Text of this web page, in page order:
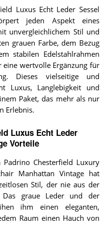
Luxus Echt Leder Sessel
jeden Aspekt eines
unvergleichlichem Stil und
grauen Farbe, dem Bezug
stabilen Edelstahlrahmen
wertvolle Ergänzung für
Dieses vielseitige und
Luxus, Langlebigkeit und
Paket, das mehr als nur
Erlebnis.
Luxus Echt Leder
Vorteile
Padrino Chesterfield Luxury
Manhattan Vintage hat
Stil, der nie aus der
graue Leder und der
ihm einen eleganten,
Raum einen Hauch von